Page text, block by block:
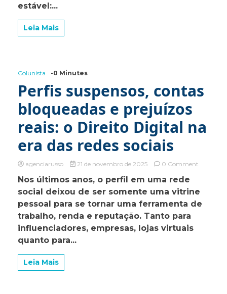
estável:...
Leia Mais
Colunista -0 Minutes
Perfis suspensos, contas
bloqueadas e prejuízos
reais: o Direito Digital na
era das redes sociais
agenciarusso 21 de novembro de 2025 0 Commenton
contas
e
Nos últimos anos, o perfil em uma rede
social deixou de ser somente uma vitrine
pessoal para se tornar uma ferramenta de
trabalho, renda e reputação. Tanto para
influenciadores, empresas, lojas virtuais
quanto para...
Leia Mais